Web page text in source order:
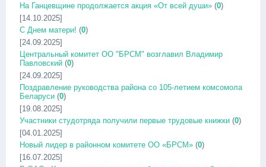
На Ганцевщине продолжается акция «От всей души» (0)
[14.10.2025]
С Днем матери! (0)
[24.09.2025]
Центральный комитет ОО "БРСМ" возглавил Владимир
Павловский (0)
[24.09.2025]
Поздравление руководства района со 105-летием комсомола
Беларуси (0)
[19.08.2025]
Участники студотряда получили первые трудовые книжки (0)
[04.01.2025]
Новый лидер в районном комитете ОО «БРСМ» (0)
[16.07.2025]